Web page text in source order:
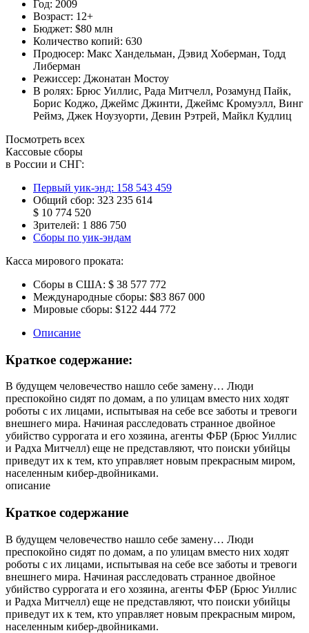
Год: 2009
Возраст: 12+
Бюджет: $80 млн
Количество копий: 630
Продюсер: Макс Хандельман, Дэвид Хоберман, Тодд
Либерман
Режиссер: Джонатан Мостоу
В ролях: Брюс Уиллис, Рада Митчелл, Розамунд Пайк,
Борис Коджо, Джеймс Джинти, Джеймс Кромуэлл, Винг
Реймз, Джек Ноузуорти, Девин Рэтрей, Майкл Кудлиц
Посмотреть всех
Кассовые сборы
в России и СНГ:
Первый уик-энд: 158 543 459
Общий сбор: 323 235 614
$ 10 774 520
Зрителей: 1 886 750
Сборы по уик-эндам
Касса мирового проката:
Сборы в США: $ 38 577 772
Международные сборы: $83 867 000
Мировые сборы: $122 444 772
Описание
Краткое содержание:
В будущем человечество нашло себе замену… Люди
преспокойно сидят по домам, а по улицам вместо них ходят
роботы с их лицами, испытывая на себе все заботы и тревоги
внешнего мира. Начиная расследовать странное двойное
убийство суррогата и его хозяина, агенты ФБР (Брюс Уиллис
и Радха Митчелл) еще не представляют, что поиски убийцы
приведут их к тем, кто управляет новым прекрасным миром,
населенным кибер-двойниками.
описание
Краткое содержание
В будущем человечество нашло себе замену… Люди
преспокойно сидят по домам, а по улицам вместо них ходят
роботы с их лицами, испытывая на себе все заботы и тревоги
внешнего мира. Начиная расследовать странное двойное
убийство суррогата и его хозяина, агенты ФБР (Брюс Уиллис
и Радха Митчелл) еще не представляют, что поиски убийцы
приведут их к тем, кто управляет новым прекрасным миром,
населенным кибер-двойниками.